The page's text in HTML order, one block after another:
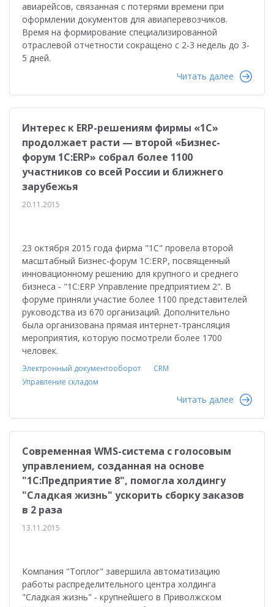
авиарейсов, связанная с потерями времени при
оформлении документов для авиаперевозчиков.
Время на формирование специализированной
отраслевой отчетности сокращено с 2-3 недель до 3-
5 дней.
Читать далее
Интерес к ERP-решениям фирмы «1С»
продолжает расти — второй «Бизнес-
форум 1С:ERP» собрал более 1100
участников со всей России и ближнего
зарубежья
20.11.2015
23 октября 2015 года фирма "1С" провела второй
масштабный Бизнес-форум 1С:ERP, посвященный
инновационному решению для крупного и среднего
бизнеса ‑ "1С:ERP Управление предприятием 2". В
форуме приняли участие более 1100 представителей
руководства из 670 организаций. Дополнительно
была организована прямая интернет-трансляция
мероприятия, которую посмотрели более 1700
человек.
Электронный документооборот
CRM
Управление складом
Читать далее
Современная WMS-система с голосовым
управлением, созданная на основе
"1С:Предприятие 8", помогла холдингу
"Сладкая жизнь" ускорить сборку заказов
в 2 раза
13.11.2015
Компания "Топлог" завершила автоматизацию
работы распределительного центра холдинга
"Сладкая жизнь" - крупнейшего в Приволжском